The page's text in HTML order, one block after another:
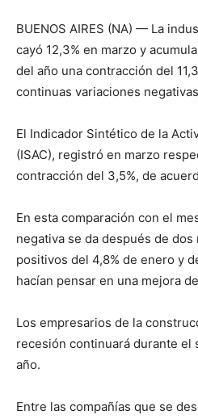
BUENOS AIRES (NA) — La
cayó 12,3% en marzo y
del año una contracción del
continuas variaciones
El Indicador Sintético de la
(ISAC), registró en marzo
contracción del 3,5%, de
En esta comparación con el
negativa se da después de
positivos del 4,8% de enero y
hacían pensar en una mejora
Los empresarios de la
recesión continuará durante el
año.
Entre las compañías que se